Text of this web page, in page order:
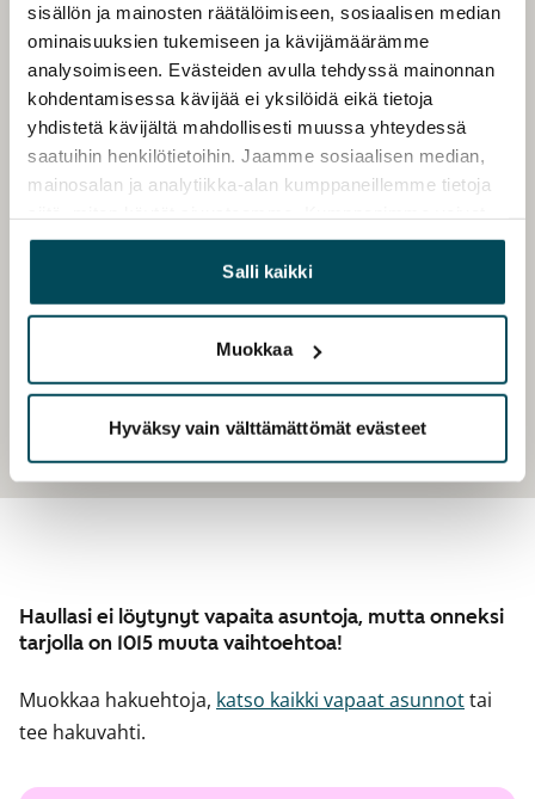
sisällön ja mainosten räätälöimiseen, sosiaalisen median
ominaisuuksien tukemiseen ja kävijämäärämme
analysoimiseen. Evästeiden avulla tehdyssä mainonnan
kohdentamisessa kävijää ei yksilöidä eikä tietoja
yhdistetä kävijältä mahdollisesti muussa yhteydessä
saatuihin henkilötietoihin. Jaamme sosiaalisen median,
mainosalan ja analytiikka-alan kumppaneillemme tietoja
yhdistää näitä tietoja muihin tietoihin, joita olet antanut
heille tai joita on kerätty, kun olet käyttänyt heidän
palvelujaan.
Salli kaikki
Muokkaa
Hyväksy vain välttämättömät evästeet
Haullasi ei löytynyt vapaita asuntoja, mutta onneksi
tarjolla on 1015 muuta vaihtoehtoa!
Muokkaa hakuehtoja, katso kaikki vapaat asunnottai
tee hakuvahti.